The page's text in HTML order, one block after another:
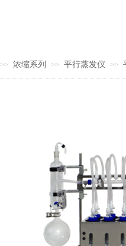
>> 浓缩系列 >> 平行蒸发仪 >>